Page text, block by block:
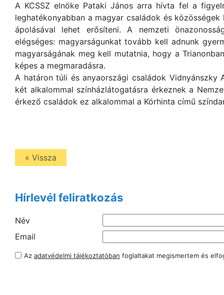
A KCSSZ elnöke Pataki János arra hívta fel a
leghatékonyabban a magyar családok és
ápolásával lehet erősíteni. A nemzeti
elégséges: magyarságunkat tovább kell adnunk
magyarságának meg kell mutatnia, hogy a
képes a megmaradásra.
A határon túli és anyaországi családok Vidnyánszky
két alkalommal színházlátogatásra érkeznek a
érkező családok ez alkalommal a Körhinta című
« Vissza
Hírlevél feliratkozás
Név
Email
Az adatvédelmi tájékoztatóban foglaltakat megismertem és